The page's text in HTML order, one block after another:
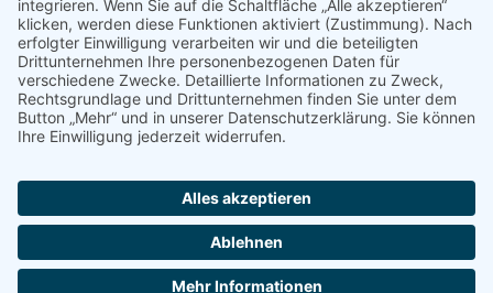
Für einen Einblick in das vollständige Zertifikat,